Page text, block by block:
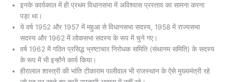
इनके कार्यकाल में ही प्रथम विधानसभा में अविश्वास प्रस्ताव का सामना करना
पड़ा था।
ये वर्ष 1952 और 1957 में महुआ से विधानसभा सदस्य, 1958 में राज्यसभा
सदस्य और 1962 में लोकसभा सदस्य के रूप में चुने गए।
वर्ष 1962 में गठित प्रसिद्ध भ्रष्टाचार निरोधक समिति (संथानम समिति) के सदस्य
के रूप में भी इन्होंने कार्य किया।
हीरालाल शास्त्री की भांति टीकाराम पालीवाल भी राजस्थान के ऐसे मुख्यमंत्री रहे